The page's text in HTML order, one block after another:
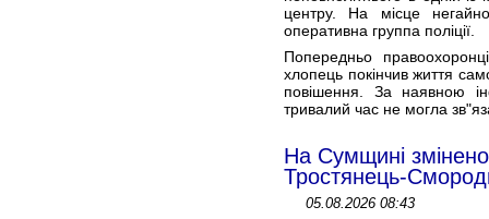
центру. На місце
оперативна группа поліції.
Попередньо
хлопець покінчив життя
повішення. За наявною
тривалий час не могла
На Сумщині змінено
Тростянець-
05.08.2026 08:43